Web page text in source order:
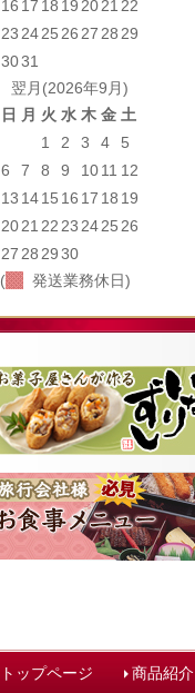
16 17 18 19 2021 22
23 2425 26 27 28 29
3031
翌月(2026年9月)
日
月 火 水 木 金 土
1
2 3 4
5
6
7 8 9 1011 12
13 1415 16 17 18 19
2021 22 23 2425 26
27 28 2930
(
発送業務休日)
トップページ 商品紹介